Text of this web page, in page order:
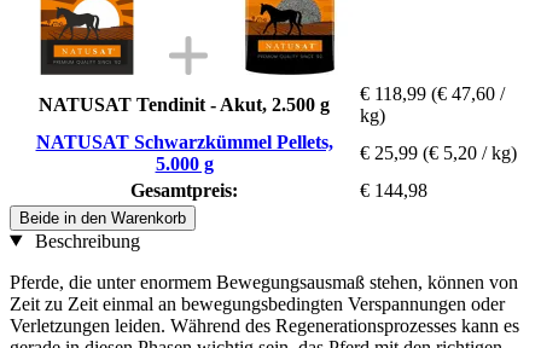
NATUSAT Tendinit - Akut, 2.500 g
€ 118,99 (€ 47,60 /
kg)
NATUSAT Schwarzkümmel Pellets,
5.000 g
€ 25,99 (€ 5,20 / kg)
Gesamtpreis:
€ 144,98
Beide in den Warenkorb
Beschreibung
Pferde, die unter enormem Bewegungsausmaß stehen, können von
Zeit zu Zeit einmal an bewegungsbedingten Verspannungen oder
Verletzungen leiden. Während des Regenerationsprozesses kann es